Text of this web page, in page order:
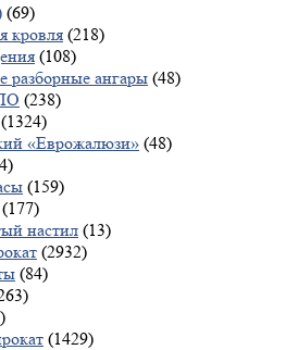
(69)
кровля (218)
(108)
разборные ангары (48)
(238)
(1324)
«Еврожалюзи» (48)
(159)
(177)
настил (13)
(2932)
(84)
(1429)